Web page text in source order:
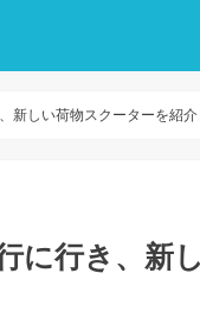
新しい荷物スクーターを紹介
に行き、新